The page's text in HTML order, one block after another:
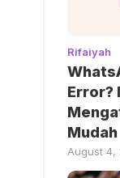
Rifaiyah
Error?
Mudah
August 4,